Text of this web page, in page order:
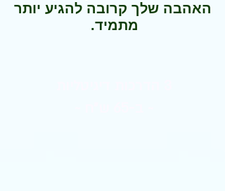
האהבה שלך קרובה להגיע יותר
מתמיד.